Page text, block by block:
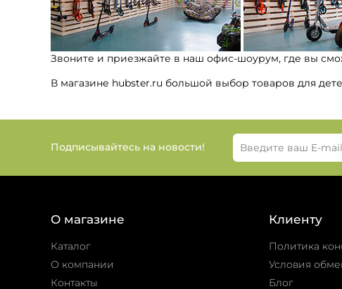
Звоните и приезжайте в наш офис-шоурум, где вы
В магазине hubster.ru большой выбор товаров для
Подписывайтесь на новости!
О магазине
Каталог
О компании
Контакты
Клиенту
Политика
Условия
Блог